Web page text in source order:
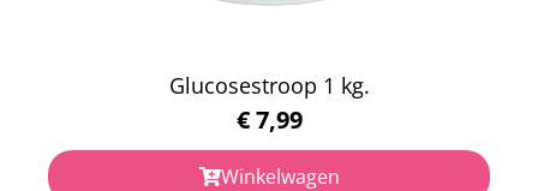
Glucosestroop 1 kg.
€7,99
Winkelwagen